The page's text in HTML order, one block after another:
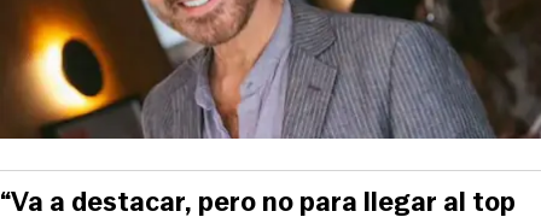
“Va a destacar, pero no para llegar al top